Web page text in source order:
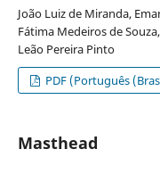
João Luiz de Miranda,
Fátima Medeiros de
Leão Pereira Pinto
PDF (Português
Masthead